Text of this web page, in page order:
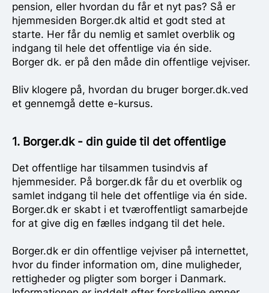
pension, eller hvordan du får et nyt pas? Så er
hjemmesiden Borger.dk altid et godt sted at
starte. Her får du nemlig et samlet overblik og
indgang til hele det offentlige via én side.
Borger dk. er på den måde din offentlige vejviser.
Bliv klogere på, hvordan du bruger borger.dk.ved
et gennemgå dette e-kursus.
1. Borger.dk - din guide til det offentlige
Det offentlige har tilsammen tusindvis af
hjemmesider. På borger.dk får du et overblik og
samlet indgang til hele det offentlige via én side.
Borger.dk er skabt i et tværoffentligt samarbejde
for at give dig en fælles indgang til det hele.
Borger.dk er din offentlige vejviser på internettet,
hvor du finder information om, dine muligheder,
rettigheder og pligter som borger i Danmark.